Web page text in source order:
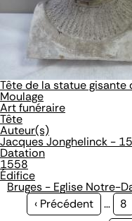
Tête de la statue gisante
Moulage
Art funéraire
Tête
Auteur(s)
Jacques Jonghelinck -
Datation
1558
Édifice
Bruges - Eglise Notre-
Page
‹ Précédent … 8